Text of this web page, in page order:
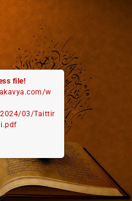
file!
w
03/Taittir